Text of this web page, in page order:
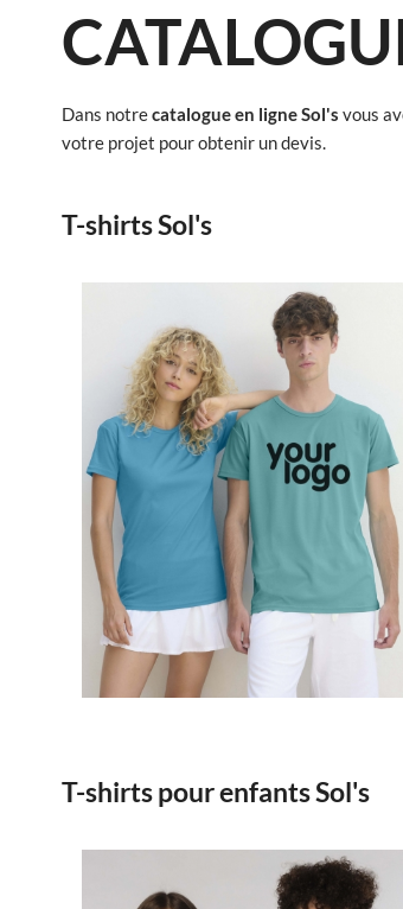
Dans notrecatalogue en ligne Sol's vous
votre projet pour obtenir un devis.
T-shirts Sol's
1.44€
T-shirts pour enfants Sol's